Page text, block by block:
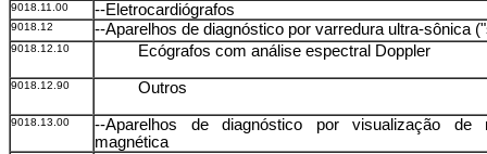
9018.11.00 --Eletrocardiógrafos
9018.12 --Aparelhos de diagnóstico por varredura ultra-sônica
9018.12.10 Ecógrafos com análise espectral Doppler
9018.12.90 Outros
9018.13.00
--Aparelhos de diagnóstico por visualização de
magnética